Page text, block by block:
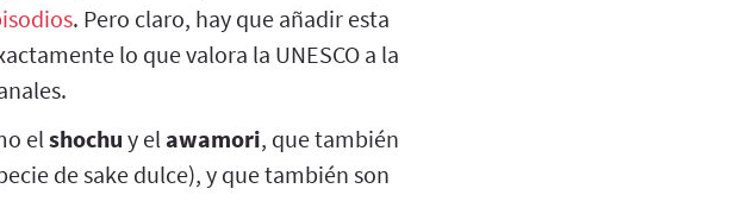
. Pero claro, hay que añadir esta
lo que valora la UNESCO a la
el shochu y el awamori, que también
de sake dulce), y que también son